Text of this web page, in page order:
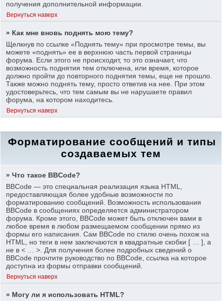
получения дополнительной информации.
Вернуться наверх
» Как мне вновь поднять мою тему?
Щелкнув по ссылке «Поднять тему» при просмотре темы, вы
можете «поднять» ее в верхнюю часть первой страницы
форума. Если этого не происходит, то это означает, что
возможность поднятия тем отключена, или время, которое
должно пройти до повторного поднятия темы, еще не прошло.
Также можно поднять тему, просто ответив на нее. При этом
удостоверьтесь, что тем самым вы не нарушаете правил
форума, на котором находитесь.
Вернуться наверх
Форматирование сообщений и типы
создаваемых тем
» Что такое BBCode?
BBCode — это специальная реализация языка HTML,
предоставляющая более удобные возможности по
форматированию сообщений. Возможность использования
BBCode в сообщениях определяется администратором
форума. Кроме этого, BBCode может быть отключен вами в
любое время в любом размещаемом сообщении прямо из
формы его написания. Сам BBCode по стилю очень похож на
HTML, но теги в нем заключаются в квадратные скобки [ … ], а
не в < … >. Для получения более подробных сведений о
BBCode прочтите руководство по BBCode, ссылка на которое
доступна из формы отправки сообщений.
Вернуться наверх
» Могу ли я использовать HTML?